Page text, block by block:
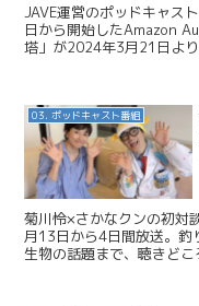
JAVE運営のポッドキャス
日から開始したAmazon
塔」が2024年3月21日よ
03. ポッドキャスト番組
菊川怜×さかなクンの初対
月13日から4日間放送。釣
生物の話題まで、聴きどこ